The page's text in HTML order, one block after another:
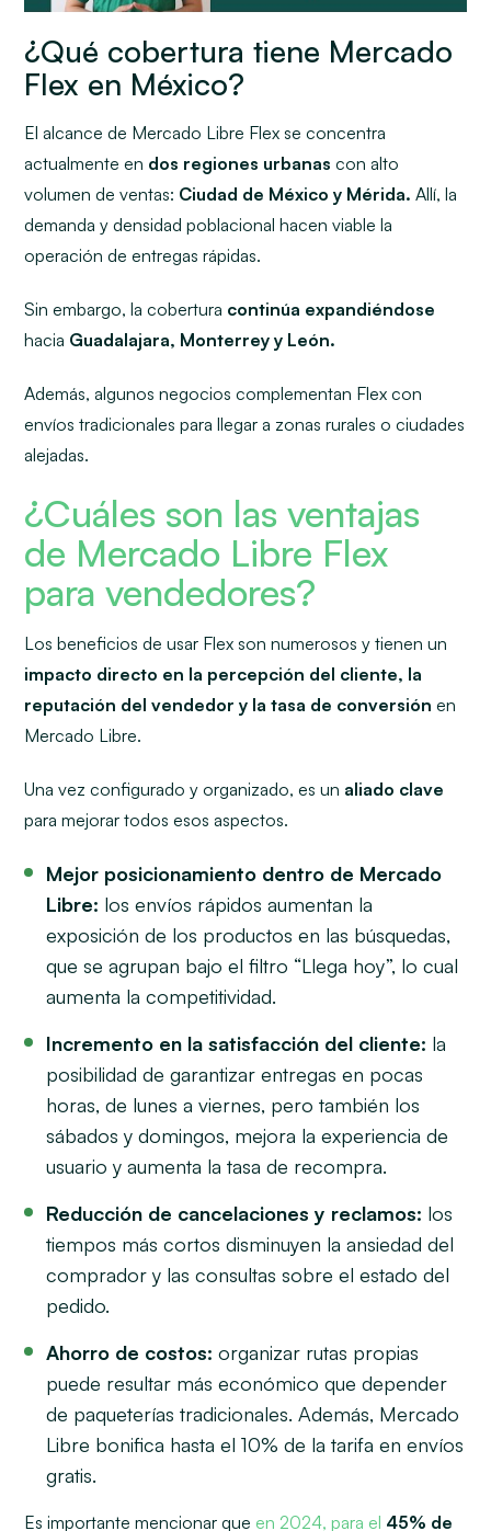
¿Qué cobertura tiene Mercado
Flex en México?
El alcance de Mercado Libre Flex se concentra
actualmente en dos regiones urbanas con alto
volumen de ventas: Ciudad de México y Mérida. Allí, la
demanda y densidad poblacional hacen viable la
operación de entregas rápidas.
Sin embargo, la cobertura continúa expandiéndose
hacia Guadalajara, Monterrey y León.
Además, algunos negocios complementan Flex con
envíos tradicionales para llegar a zonas rurales o ciudades
alejadas.
¿Cuáles son las ventajas
de Mercado Libre Flex
para vendedores?
Los beneficios de usar Flex son numerosos y tienen un
impacto directo en la percepción del cliente, la
reputación del vendedor y la tasa de conversión en
Mercado Libre.
Una vez configurado y organizado, es un aliado clave
para mejorar todos esos aspectos.
Mejor posicionamiento dentro de Mercado
Libre: los envíos rápidos aumentan la
exposición de los productos en las búsquedas,
que se agrupan bajo el filtro “Llega hoy”, lo cual
aumenta la competitividad.
Incremento en la satisfacción del cliente: la
posibilidad de garantizar entregas en pocas
horas, de lunes a viernes, pero también los
sábados y domingos, mejora la experiencia de
usuario y aumenta la tasa de recompra.
Reducción de cancelaciones y reclamos: los
tiempos más cortos disminuyen la ansiedad del
comprador y las consultas sobre el estado del
pedido.
Ahorro de costos: organizar rutas propias
puede resultar más económico que depender
de paqueterías tradicionales. Además, Mercado
Libre bonifica hasta el 10% de la tarifa en envíos
gratis.
Es importante mencionar que en 2024, para el 45% de